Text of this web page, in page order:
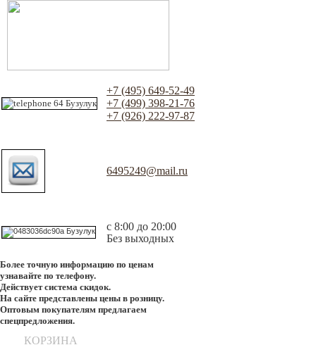
+7 (495) 649-52-49
+7 (499) 398-21-76
+7 (926) 222-97-87
6495249@mail.ru
с 8:00 до 20:00
Без выходных
Более точную информацию по ценам
узнавайте по телефону.
Действует система скидок.
На сайте представлены цены в розницу.
Оптовым покупателям предлагаем
спецпредложения.
КОРЗИНА